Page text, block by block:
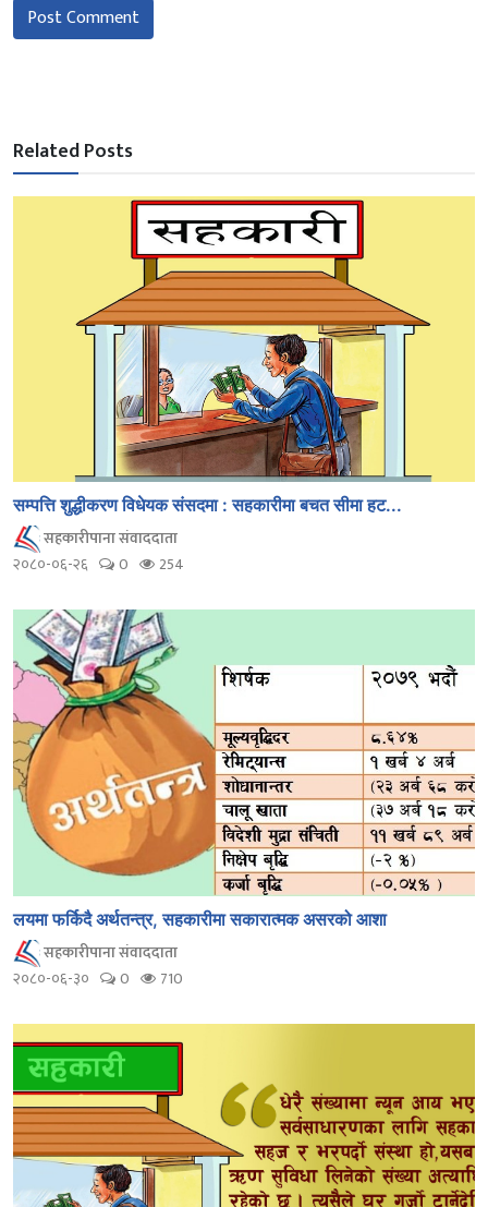
Post Comment
Related Posts
सम्पत्ति शुद्धीकरण विधेयक संसदमा : सहकारीमा बचत सीमा हट...
सहकारीपाना संवाददाता
२०८०-०६-२६
0 254
लयमा फर्किदै अर्थतन्त्र, सहकारीमा सकारात्मक असरको आशा
सहकारीपाना संवाददाता
२०८०-०६-३०
0 710